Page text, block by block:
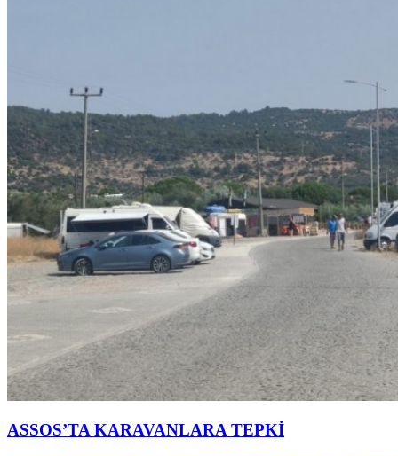
ASSOS’TA KARAVANLARA TEPKİ